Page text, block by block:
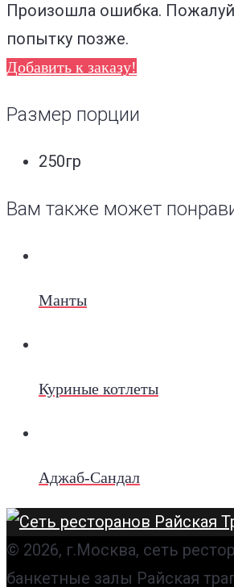
Произошла ошибка.
попытку позже.
Добавить к заказу!
Размер порции
250гр
Вам также может
Манты
Куриные котлеты
Аджаб-Сандал
© 2026, г.Москва, сеть
банкетные залы Райская